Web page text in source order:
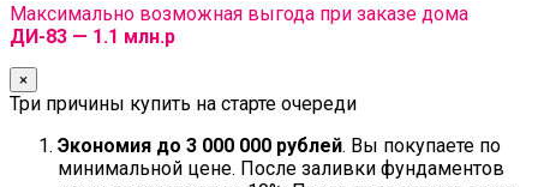
Максимально возможная выгода при заказе дома
ДИ-83 — 1.1 млн.р
×
Три причины купить на старте очереди
Экономия до 3 000 000 рублей. Вы покупаете по
минимальной цене. После заливки фундаментов